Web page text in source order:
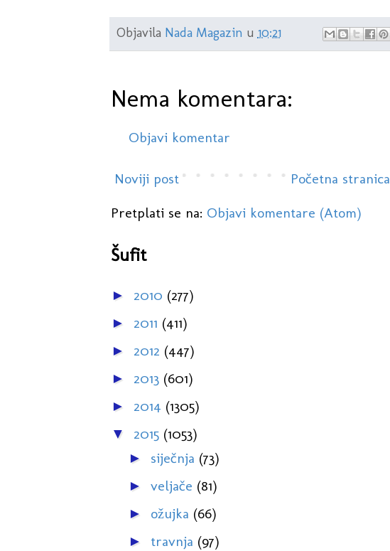
Objavila Nada Magazin u 10:21
Nema komentara:
Objavi komentar
Noviji post
Početna stranica
Pretplati se na: Objavi komentare (Atom)
Šufit
► 2010 (277)
► 2011 (411)
► 2012 (447)
► 2013 (601)
► 2014 (1305)
▼ 2015 (1053)
► siječnja (73)
► veljače (81)
► ožujka (66)
► travnja (97)